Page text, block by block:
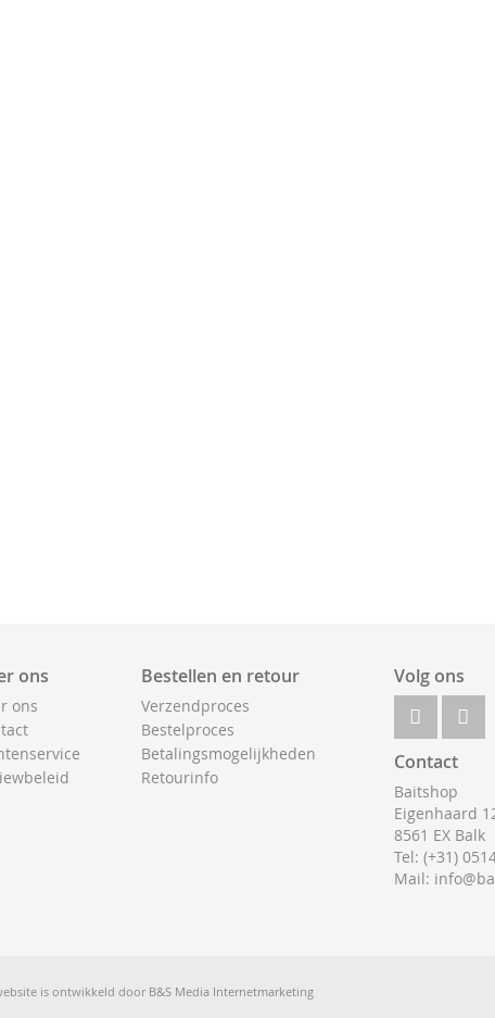
ons
ons
Bestellen en retour
Verzendproces
Bestelproces
Betalingsmogelijkheden
Retourinfo
Volg ons
Contact
Baitshop
Eigenhaard
8561 EX Balk
Tel: (+31)
Mail:
is ontwikkeld door B&S Media Internetmarketing